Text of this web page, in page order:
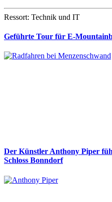
Ressort: Technik und IT
Geführte Tour für E-
Der Künstler Anthony Piper
Schloss Bonndorf